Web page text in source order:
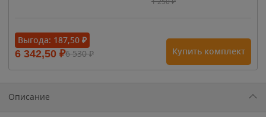
1 615₽
1 900₽1 900₽
Выгода: 187,50 ₽
6 342,50 ₽6 530₽ Купить комплект
Описание